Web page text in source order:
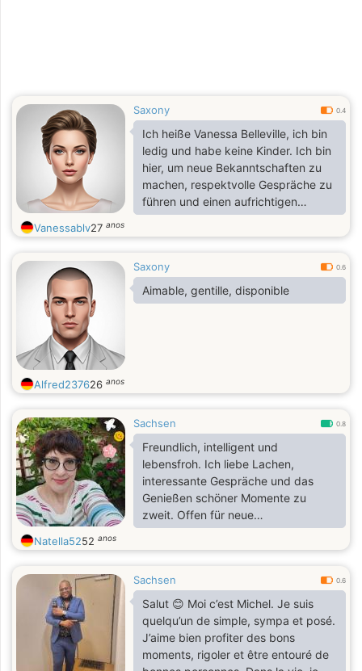
Saxony 0.4
Ich heiße Vanessa Belleville, ich bin
ledig und habe keine Kinder. Ich bin
hier, um neue Bekanntschaften zu
machen, respektvolle Gespräche zu
führen und einen aufrichtigen
Menschen kennenzulernen. Wenn
die Chemie stimmt, wünsche ich mir
dauerhafte Beziehung.
Vanessablv27 anos
Saxony 0.6
Aimable, gentille, disponible
Alfred237626 anos
Sachsen 0.8
Freundlich, intelligent und
lebensfroh. Ich liebe Lachen,
interessante Gespräche und das
Genießen schöner Momente zu
zweit. Offen für neue
Bekanntschaften und gemeinsame
Abenteuer.
Natella5252 anos
Sachsen 0.6
Salut 😊 Moi c’est Michel. Je suis
quelqu’un de simple, sympa et posé.
J’aime bien profiter des bons
moments, rigoler et être entouré de